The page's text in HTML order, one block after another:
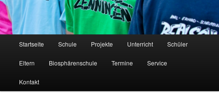
Startseite Schule Projekte Unterricht Schüler
Eltern Biosphärenschule Termine Service
Kontakt